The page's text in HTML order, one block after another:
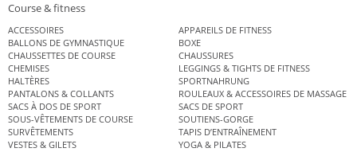
Course & fitness
ACCESSOIRES
APPAREILS DE FITNESS
BALLONS DE GYMNASTIQUE
BOXE
CHAUSSETTES DE COURSE
CHAUSSURES
CHEMISES
LEGGINGS & TIGHTS DE FITNESS
HALTÈRES
SPORTNAHRUNG
PANTALONS & COLLANTS
ROULEAUX & ACCESSOIRES DE MASSAGE
SACS À DOS DE SPORT
SACS DE SPORT
SOUS-VÊTEMENTS DE COURSE
SOUTIENS-GORGE
SURVÊTEMENTS
TAPIS D’ENTRAÎNEMENT
VESTES & GILETS
YOGA & PILATES